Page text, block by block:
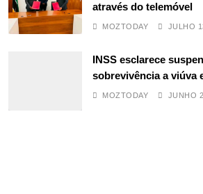
através do telemóvel
MOZTODAY JULHO
INSS esclarece
sobrevivência a viúva
MOZTODAY JUNHO